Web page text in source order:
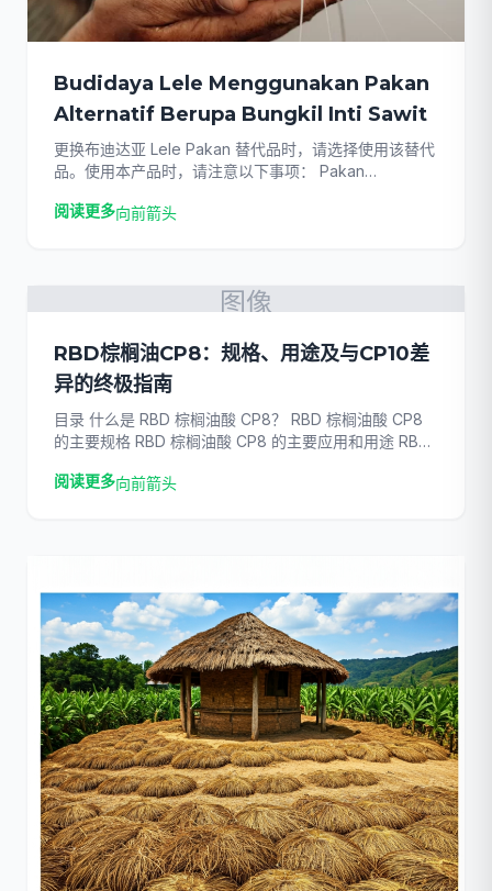
Budidaya Lele Menggunakan Pakan
Alternatif Berupa Bungkil Inti Sawit
更换布迪达亚 Lele Pakan 替代品时，请选择使用该替代
品。使用本产品时，请注意以下事项： Pakan
seringkali persedianannya terbatas, sehinga [...]
阅读更多向前箭头
图像
RBD棕榈油CP8：规格、用途及与CP10差
异的终极指南
目录 什么是 RBD 棕榈油酸 CP8？ RBD 棕榈油酸 CP8
的主要规格 RBD 棕榈油酸 CP8 的主要应用和用途 RBD
浊点 2. 碘值和稳定性 3. 应用和性能 4. 价格和供货情况
阅读更多向前箭头